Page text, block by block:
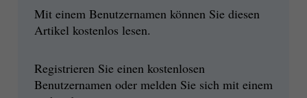
Mit einem Benutzernamen können Sie diesen
Artikel kostenlos lesen.
Registrieren Sie einen kostenlosen
Benutzernamen oder melden Sie sich mit einem